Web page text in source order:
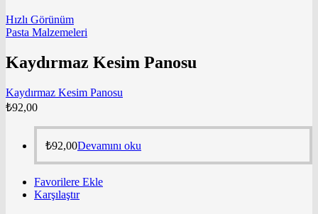
Hızlı Görünüm
Pasta Malzemeleri
Kaydırmaz Kesim Panosu
Kaydırmaz Kesim Panosu
₺92,00
₺92,00Devamını oku
Favorilere Ekle
Karşılaştır